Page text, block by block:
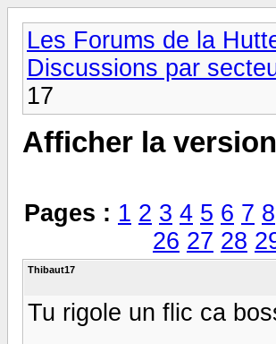
Les Forums de la
Discussions par
17
Afficher la
Pages : 1 2 3 4 5 6 7 8
26 27 28
Thibaut17
Tu rigole un flic ca